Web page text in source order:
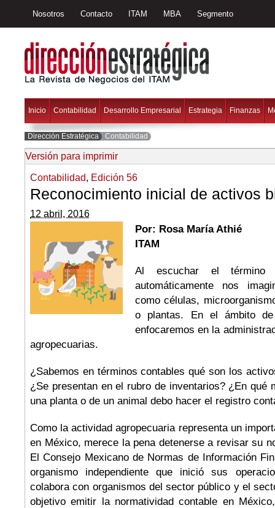
Nosotros Contacto ITAM MBA Segmento
Inicio Contabilidad Desarrollo Empresarial Estrategia Finanzas
Dirección Estratégica Contabilidad
Versión para imprimir
Contabilidad, Edición 56
Reconocimiento inicial de activos
12 abril, 2016
Por: Rosa María Athié
ITAM
Al escuchar el término
automáticamente nos
como células,
o plantas. En el ámbito
enfocaremos en la
agropecuarias.
¿Sabemos en términos contables qué son los
¿Se presentan en el rubro de inventarios? ¿En qué
una planta o de un animal debo hacer el registro
Como la actividad agropecuaria representa un
en México, merece la pena detenerse a revisar su
El Consejo Mexicano de Normas de Información
organismo independiente que inició sus
colabora con organismos del sector público y el
objetivo emitir la normatividad contable en